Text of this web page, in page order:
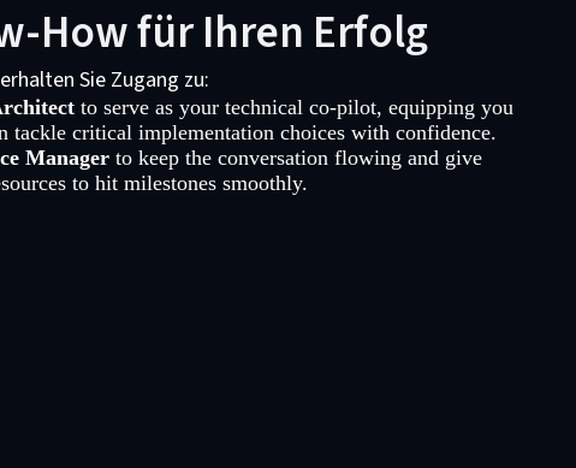
How für Ihren Erfolg
Sie Zugang zu:
to serve as your technical co-pilot, equipping you
tackle critical implementation choices with confidence.
Manager to keep the conversation flowing and give
to hit milestones smoothly.